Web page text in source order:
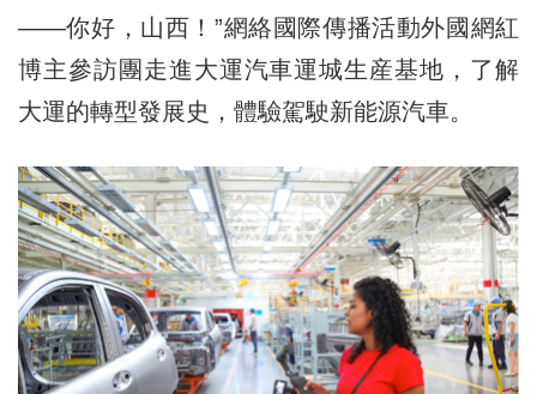
——你好，山西！”網絡國際傳播活動外國網紅
博主參訪團走進大運汽車運城生産基地，了解
大運的轉型發展史，體驗駕駛新能源汽車。